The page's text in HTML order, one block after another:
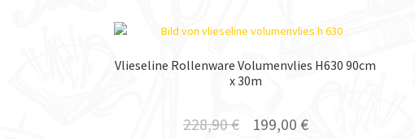
Vlieseline Rollenware Volumenvlies H630 90cm
x 30m
228,90€ 199,00 €